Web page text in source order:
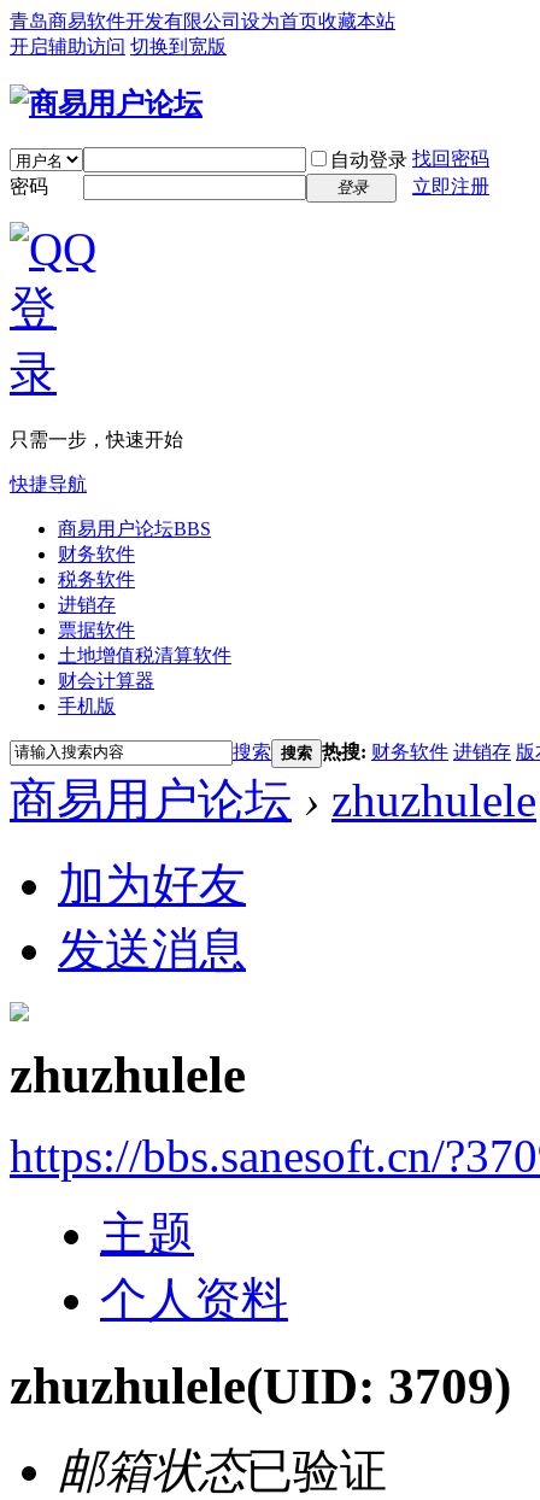
青岛商易软件开发有限公司 设为首页收藏本站
开启辅助访问 切换到宽版
自动登录 找回密码
密码
登录 立即注册
只需一步，快速开始
快捷导航
商易用户论坛BBS
财务软件
税务软件
进销存
票据软件
土地增值税清算软件
财会计算器
手机版
搜索 搜索 热搜: 财务软件 进销存 版
商易用户论坛 › zhuzhulele
加为好友
发送消息
zhuzhulele
https://bbs.sanesoft.cn/
主题
个人资料
zhuzhulele(UID: 3709)
邮箱状态已验证